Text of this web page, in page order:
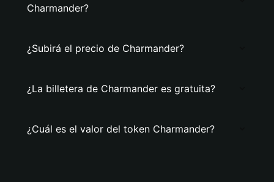
Charmander?
¿Subirá el precio de Charmander?
¿La billetera de Charmander es gratuita?
¿Cuál es el valor del token Charmander?